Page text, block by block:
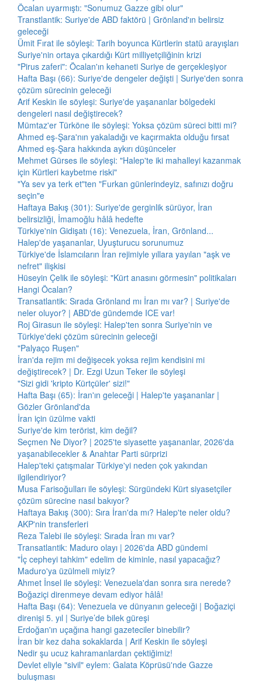
Öcalan uyarmıştı: "Sonumuz Gazze gibi olur"
Transtlantik: Suriye'de ABD faktörü | Grönland'ın belirsiz
geleceği
Ümit Fırat ile söyleşi: Tarih boyunca Kürtlerin statü arayışları
Suriye'nin ortaya çıkardığı Kürt milliyetçiliğinin krizi
"Pirus zaferi": Öcalan'ın kehaneti Suriye de gerçekleşiyor
Hafta Başı (66): Suriye'de dengeler değişti | Suriye'den sonra
çözüm sürecinin geleceği
Arif Keskin ile söyleşi: Suriye'de yaşananlar bölgedeki
dengeleri nasıl değiştirecek?
Mümtaz'er Türköne ile söyleşi: Yoksa çözüm süreci bitti mi?
Ahmed eş-Şara'nın yakaladığı ve kaçırmakta olduğu fırsat
Ahmed eş-Şara hakkında aykırı düşünceler
Mehmet Gürses ile söyleşi: "Halep'te iki mahalleyi kazanmak
için Kürtleri kaybetme riski"
"Ya sev ya terk et"ten "Furkan günlerindeyiz, safınızı doğru
seçin"e
Haftaya Bakış (301): Suriye'de gerginlik sürüyor, İran
belirsizliği, İmamoğlu hâlâ hedefte
Türkiye'nin Gidişatı (16): Venezuela, İran, Grönland...
Halep'de yaşananlar, Uyuşturucu sorunumuz
Türkiye'de İslamcıların İran rejimiyle yıllara yayılan "aşk ve
nefret" ilişkisi
Hüseyin Çelik ile söyleşi: "Kürt anasını görmesin" politikaları
Hangi Öcalan?
Transatlantik: Sırada Grönland mı İran mı var? | Suriye'de
neler oluyor? | ABD'de gündemde ICE var!
Roj Girasun ile söyleşi: Halep'ten sonra Suriye'nin ve
Türkiye'deki çözüm sürecinin geleceği
"Palyaço Ruşen"
İran'da rejim mi değişecek yoksa rejim kendisini mi
değiştirecek? | Dr. Ezgi Uzun Teker ile söyleşi
"Sizi gidi 'kripto Kürtçüler' sizi!"
Hafta Başı (65): İran'ın geleceği | Halep'te yaşananlar |
Gözler Grönland'da
İran için üzülme vakti
Suriye'de kim terörist, kim değil?
Seçmen Ne Diyor? | 2025'te siyasette yaşananlar, 2026'da
yaşanabilecekler & Anahtar Parti sürprizi
Halep'teki çatışmalar Türkiye'yi neden çok yakından
ilgilendiriyor?
Musa Farisoğulları ile söyleşi: Sürgündeki Kürt siyasetçiler
çözüm sürecine nasıl bakıyor?
Haftaya Bakış (300): Sıra İran'da mı? Halep'te neler oldu?
AKP'nin transferleri
Reza Talebi ile söyleşi: Sırada İran mı var?
Transatlantik: Maduro olayı | 2026'da ABD gündemi
"İç cepheyi tahkim" edelim de kiminle, nasıl yapacağız?
Maduro'ya üzülmeli miyiz?
Ahmet İnsel ile söyleşi: Venezuela'dan sonra sıra nerede?
Boğaziçi direnmeye devam ediyor hâlâ!
Hafta Başı (64): Venezuela ve dünyanın geleceği | Boğaziçi
direnişi 5. yıl | Suriye’de bilek güreşi
Erdoğan'ın uçağına hangi gazeteciler binebilir?
İran bir kez daha sokaklarda | Arif Keskin ile söyleşi
Nedir şu ucuz kahramanlardan çektiğimiz!
Devlet eliyle "sivil" eylem: Galata Köprüsü'nde Gazze
buluşması